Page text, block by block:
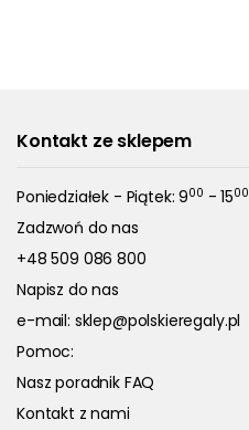
Kontakt ze sklepem
Poniedziałek - Piątek: 900 - 1500
Zadzwoń do nas
+48 509 086 800
Napisz do nas
e-mail: sklep@polskieregaly.pl
Pomoc:
Nasz poradnik FAQ
Kontakt z nami